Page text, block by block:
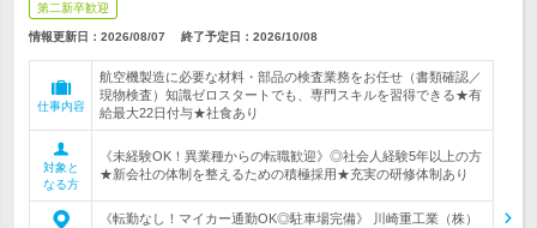
第二新卒歓迎
情報更新日：2026/08/07 終了予定日： 2026/10/08
仕事内容
航空機製造に必要な材料・部品の検査業務をお任せ（書類確認／
現物検査）知識ゼロスタートでも、専門スキルを習得できる★有
給最大22日付与★社食あり
対象と
なる方
《未経験OK！異業種からの転職歓迎》◎社会人経験5年以上の方
★新会社の体制を整えるための積極採用★充実の研修体制あり
《転勤なし！マイカー通勤OK◎駐車場完備》 川崎重工業（株）